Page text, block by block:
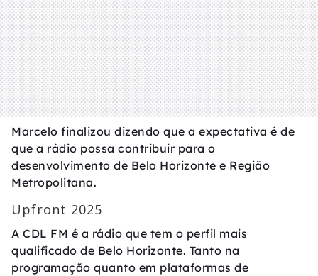
Marcelo finalizou dizendo que a expectativa é de
que a rádio possa contribuir para o
desenvolvimento de Belo Horizonte e Região
Metropolitana.
Upfront 2025
A CDL FM é a rádio que tem o perfil mais
qualificado de Belo Horizonte. Tanto na
programação quanto em plataformas de